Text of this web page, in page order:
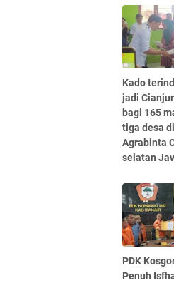
Kado
jadi
bagi 165
tiga desa
Agrabinta
selatan
PDK
Penuh